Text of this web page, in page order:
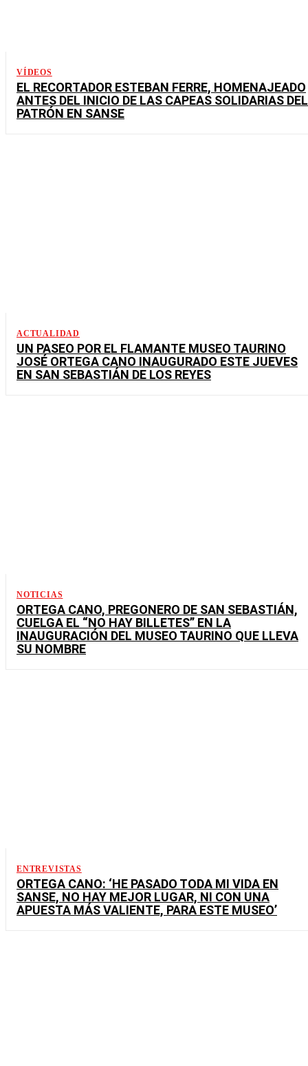
VÍDEOS
EL RECORTADOR ESTEBAN FERRE, HOMENAJEADO
ANTES DEL INICIO DE LAS CAPEAS SOLIDARIAS DEL
PATRÓN EN SANSE
ACTUALIDAD
UN PASEO POR EL FLAMANTE MUSEO TAURINO
JOSÉ ORTEGA CANO INAUGURADO ESTE JUEVES
EN SAN SEBASTIÁN DE LOS REYES
NOTICIAS
ORTEGA CANO, PREGONERO DE SAN SEBASTIÁN,
CUELGA EL “NO HAY BILLETES” EN LA
INAUGURACIÓN DEL MUSEO TAURINO QUE LLEVA
SU NOMBRE
ENTREVISTAS
ORTEGA CANO: ‘HE PASADO TODA MI VIDA EN
SANSE, NO HAY MEJOR LUGAR, NI CON UNA
APUESTA MÁS VALIENTE, PARA ESTE MUSEO’